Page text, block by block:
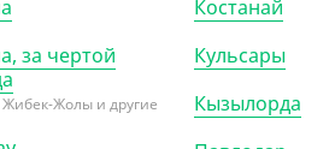
₸ 1 138.40₸
пищевая, 30 см, 180 м,
3
за чертой
Жолы и другие
Костанай
Кульсары
Кызылорда